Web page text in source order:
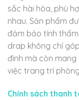
sắc hài hòa, phù
nhau. Sản phẩm
đảm bảo tính
drap không chỉ
đình mà còn
việc trang trí
Chính sách thanh